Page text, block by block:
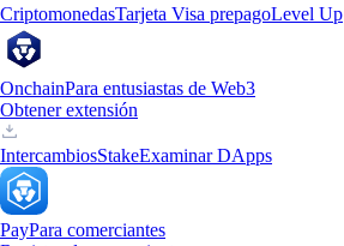
CriptomonedasTarjeta Visa prepagoLevel Up
OnchainPara entusiastas de Web3
Obtener extensión
IntercambiosStakeExaminar DApps
PayPara comerciantes